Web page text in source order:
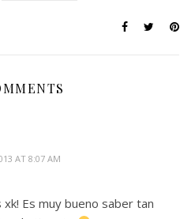
AT 8:07 AM
xk! Es muy bueno saber tan